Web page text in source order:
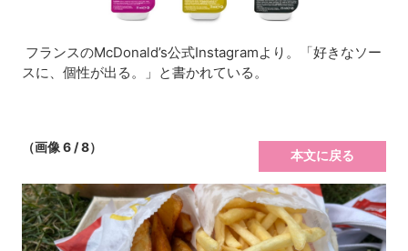
フランスのMcDonald’s公式Instagramより。「好きなソー
スに、個性が出る。」と書かれている。
（画像 6 / 8）
本文に戻る